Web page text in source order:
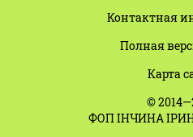
Контактная
Полная
Карта
©
ФОП ІНЧИНА